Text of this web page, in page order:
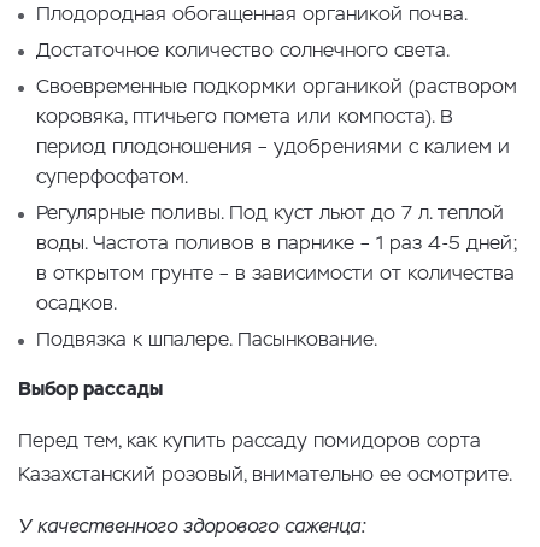
Плодородная обогащенная органикой почва.
Достаточное количество солнечного света.
Своевременные подкормки органикой (раствором
коровяка, птичьего помета или компоста). В
период плодоношения – удобрениями с калием и
суперфосфатом.
Регулярные поливы. Под куст льют до 7 л. теплой
воды. Частота поливов в парнике – 1 раз 4-5 дней;
в открытом грунте – в зависимости от количества
осадков.
Подвязка к шпалере. Пасынкование.
Выбор рассады
Перед тем, как купить рассаду помидоров сорта
Казахстанский розовый, внимательно ее осмотрите.
У качественного здорового саженца: